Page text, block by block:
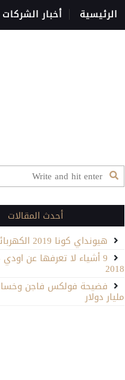
الرئيسية أخبار الشركات
أحدث المقالات
هيونداي كونا 2019 الكهربائية
2018
مليار دولار